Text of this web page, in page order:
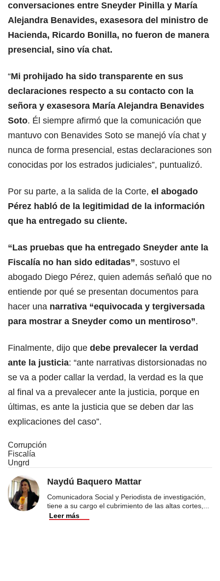
conversaciones entre Sneyder Pinilla y María
Alejandra Benavides, exasesora del ministro de
Hacienda, Ricardo Bonilla, no fueron de manera
presencial, sino vía chat.
“Mi prohijado ha sido transparente en sus
declaraciones respecto a su contacto con la
señora y exasesora María Alejandra Benavides
Soto. Él siempre afirmó que la comunicación que
mantuvo con Benavides Soto se manejó vía chat y
nunca de forma presencial, estas declaraciones son
conocidas por los estrados judiciales”, puntualizó.
Por su parte, a la salida de la Corte, el abogado
Pérez habló de la legitimidad de la información
que ha entregado su cliente.
“Las pruebas que ha entregado Sneyder ante la
Fiscalía no han sido editadas”, sostuvo el
abogado Diego Pérez, quien además señaló que no
entiende por qué se presentan documentos para
hacer una narrativa “equivocada y tergiversada
para mostrar a Sneyder como un mentiroso”.
Finalmente, dijo que debe prevalecer la verdad
ante la justicia: “ante narrativas distorsionadas no
se va a poder callar la verdad, la verdad es la que
al final va a prevalecer ante la justicia, porque en
últimas, es ante la justicia que se deben dar las
explicaciones del caso”.
Corrupción
Fiscalía
Ungrd
Naydú Baquero Mattar
Comunicadora Social y Periodista de investigación,
tiene a su cargo el cubrimiento de las altas cortes,
Leer más